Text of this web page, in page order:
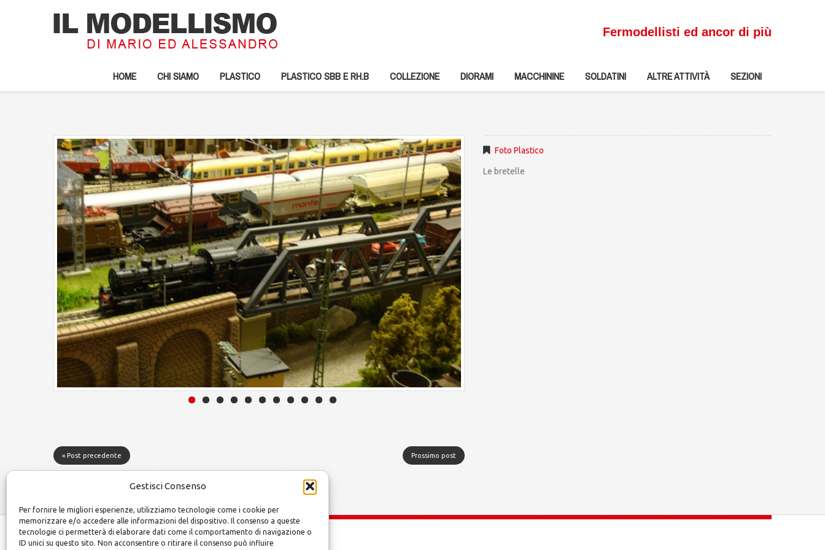
Gestisci Consenso
Per fornire le migliori esperienze, utilizziamo tecnologie come i cookie per
memorizzare e/o accedere alle informazioni del dispositivo. Il consenso a queste
tecnologie ci permetterà di elaborare dati come il comportamento di navigazione o
ID unici su questo sito. Non acconsentire o ritirare il consenso può influire
Fermodellisti ed ancor di più
HOME CHI SIAMO PLASTICO PLASTICO SBB E RH.B COLLEZIONE DIORAMI MACCHININE SOLDATINI ALTRE ATTIVITÀ SEZIONI
« Post precedente Prossimo post
Foto Plastico
Le bretelle